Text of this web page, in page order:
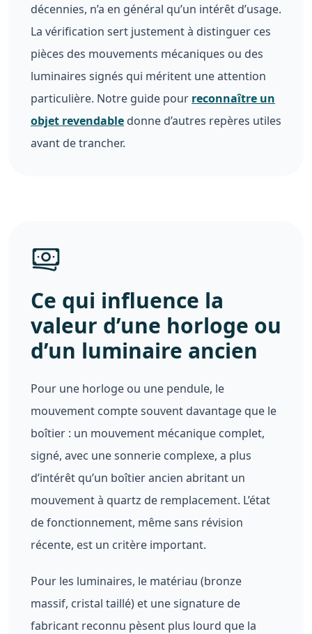
décennies, n’a en général qu’un intérêt d’usage.
La vérification sert justement à distinguer ces
pièces des mouvements mécaniques ou des
luminaires signés qui méritent une attention
particulière. Notre guide pour reconnaître un
objet revendable donne d’autres repères utiles
avant de trancher.
Ce qui influence la
valeur d’une horloge ou
d’un luminaire ancien
Pour une horloge ou une pendule, le
mouvement compte souvent davantage que le
boîtier : un mouvement mécanique complet,
signé, avec une sonnerie complexe, a plus
d’intérêt qu’un boîtier ancien abritant un
mouvement à quartz de remplacement. L’état
de fonctionnement, même sans révision
récente, est un critère important.
Pour les luminaires, le matériau (bronze
massif, cristal taillé) et une signature de
fabricant reconnu pèsent plus lourd que la